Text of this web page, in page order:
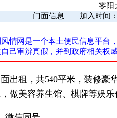
零阳
门面信息 加入时间
情网是一个本土便民信息平台
己审辨真假，并到政府相关权
出租，共540平米，装修
做美容养生馆、棋牌等娱